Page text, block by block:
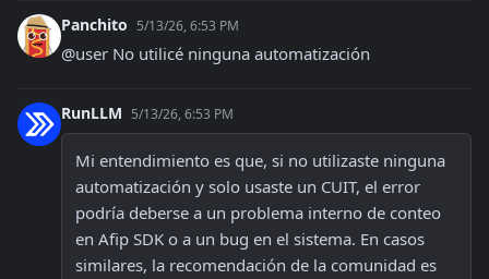
Panchito 5/13/26, 6:53 PM
@user No utilicé ninguna automatización
RunLLM 5/13/26, 6:53 PM
Mi entendimiento es que, si no utilizaste ninguna
automatización y solo usaste un CUIT, el error
podría deberse a un problema interno de conteo
en Afip SDK o a un bug en el sistema. En casos
similares, la recomendación de la comunidad es